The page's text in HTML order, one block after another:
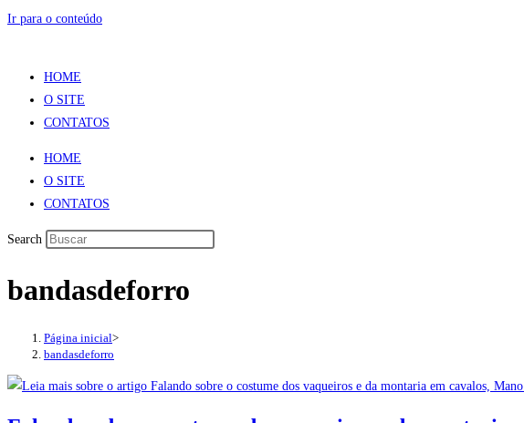
Ir para o conteúdo
HOME
O SITE
CONTATOS
HOME
O SITE
CONTATOS
Search
bandasdeforro
Página inicial>
bandasdeforro